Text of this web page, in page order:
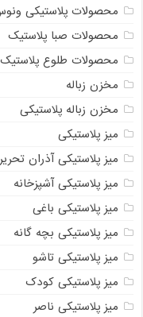
محصولات پلاستیکی
محصولات صبا پلاستیک
محصولات طلوع پلاستیک
مخزن زباله
مخزن زباله پلاستیکی
میز پلاستیکی
میز پلاستیکی آذران
میز پلاستیکی آشپزخانه
میز پلاستیکی باغی
میز پلاستیکی بچه گانه
میز پلاستیکی تاشو
میز پلاستیکی کودک
میز پلاستیکی ناصر